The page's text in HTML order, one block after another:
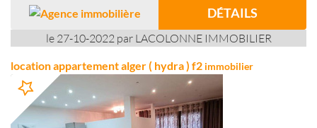
DÉTAILS
le 27-10-2022 par LACOLONNE IMMOBILIER
location appartement alger ( hydra ) f2 immobilier